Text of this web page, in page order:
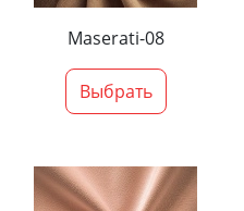
Maserati-08
Выбрать